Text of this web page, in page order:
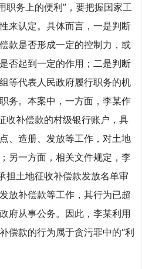
职务上的便利”，要把握国家工
来认定。具体而言，一是判断
款是否形成一定的控制力，或
否起到一定的作用；二是判断
等代表人民政府履行职务的机
务。本案中，一方面，李某作
收补偿款的村级银行账户，具
、造册、发放等工作，对土地
另一方面，相关文件规定，李
担土地征收补偿款发放名单审
放补偿款等工作，其行为已超
府从事公务。因此，李某利用
偿款的行为属于贪污罪中的“利